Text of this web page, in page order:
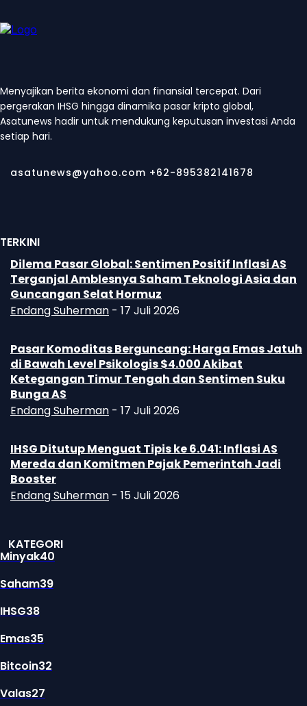
Menyajikan berita ekonomi dan finansial tercepat. Dari
pergerakan IHSG hingga dinamika pasar kripto global,
Asatunews hadir untuk mendukung keputusan investasi Anda
setiap hari.
asatunews@yahoo.com +62-895382141678
TERKINI
Dilema Pasar Global: Sentimen Positif Inflasi AS
Terganjal Amblesnya Saham Teknologi Asia dan
Guncangan Selat Hormuz
Endang Suherman - 17 Juli 2026
Pasar Komoditas Berguncang: Harga Emas Jatuh
di Bawah Level Psikologis $4.000 Akibat
Ketegangan Timur Tengah dan Sentimen Suku
Bunga AS
Endang Suherman - 17 Juli 2026
IHSG Ditutup Menguat Tipis ke 6.041: Inflasi AS
Mereda dan Komitmen Pajak Pemerintah Jadi
Booster
Endang Suherman - 15 Juli 2026
KATEGORI
Minyak40
Saham39
IHSG38
Emas35
Bitcoin32
Valas27